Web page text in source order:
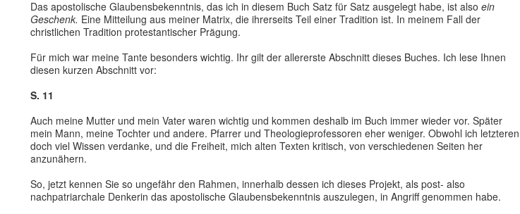
Das apostolische Glaubensbekenntnis, das ich in diesem Buch Satz für Satz ausgelegt habe, ist also ein
Geschenk. Eine Mitteilung aus meiner Matrix, die ihrerseits Teil einer Tradition ist. In meinem Fall der
christlichen Tradition protestantischer Prägung.
Für mich war meine Tante besonders wichtig. Ihr gilt der allererste Abschnitt dieses Buches. Ich lese Ihnen
diesen kurzen Abschnitt vor:
S. 11
Auch meine Mutter und mein Vater waren wichtig und kommen deshalb im Buch immer wieder vor. Später
mein Mann, meine Tochter und andere. Pfarrer und Theologieprofessoren eher weniger. Obwohl ich letzteren
doch viel Wissen verdanke, und die Freiheit, mich alten Texten kritisch, von verschiedenen Seiten her
anzunähern.
So, jetzt kennen Sie so ungefähr den Rahmen, innerhalb dessen ich dieses Projekt, als post- also
nachpatriarchale Denkerin das apostolische Glaubensbekenntnis auszulegen, in Angriff genommen habe.